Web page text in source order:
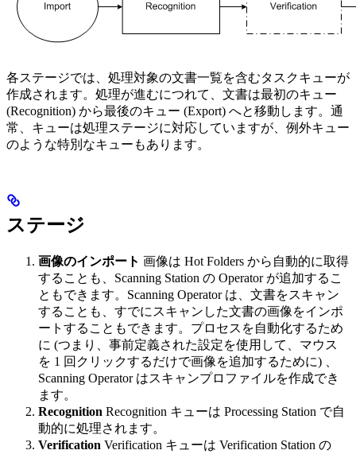
各ステージでは、処理対象の文書一覧を含むタスクキューが
作成されます。処理が進むにつれて、文書は最初のキュー
(Recognition) から最後のキュー (Export) へと移動します。通
常、キューは処理ステージに対応していますが、例外キュー
のような特別なキューもあります。
ステージ
画像のインポート 画像は Hot Folders から自動的に取得
することも、Scanning Station の Operator が追加するこ
ともできます。Scanning Operator は、文書をスキャン
することも、すでにスキャンした文書の画像をインポ
ートすることもできます。プロセスを自動化するため
に (つまり、事前定義された設定を使用して、マウス
を 1 回クリックするだけで画像を追加するために) 、
Scanning Operator はスキャンプロファイルを作成でき
ます。
Recognition Recognition キューは Processing Station で自
動的に処理されます。
Verification Verification キューは Verification Station の